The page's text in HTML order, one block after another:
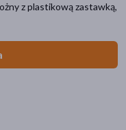
z plastikową zastawką,